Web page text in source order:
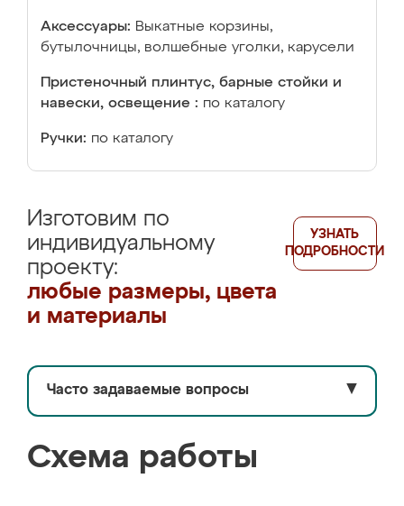
Аксессуары: Выкатные корзины,
бутылочницы, волшебные уголки, карусели
Пристеночный плинтус, барные стойки и
навески, освещение : по каталогу
Ручки: по каталогу
Изготовим по
индивидуальному
проекту:
любые размеры, цвета
и материалы
УЗНАТЬ
ПОДРОБНОСТИ
Часто задаваемые вопросы ▼
Схема работы